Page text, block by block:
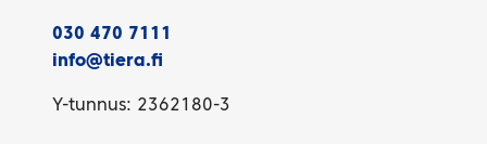
030 470 7111
info@tiera.fi
Y-tunnus: 2362180-3